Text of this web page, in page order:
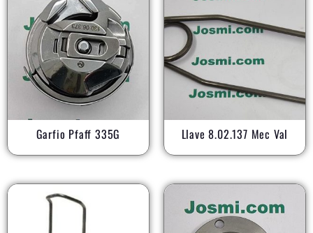
Garfio Pfaff 335G Llave 8.02.137 Mec Val